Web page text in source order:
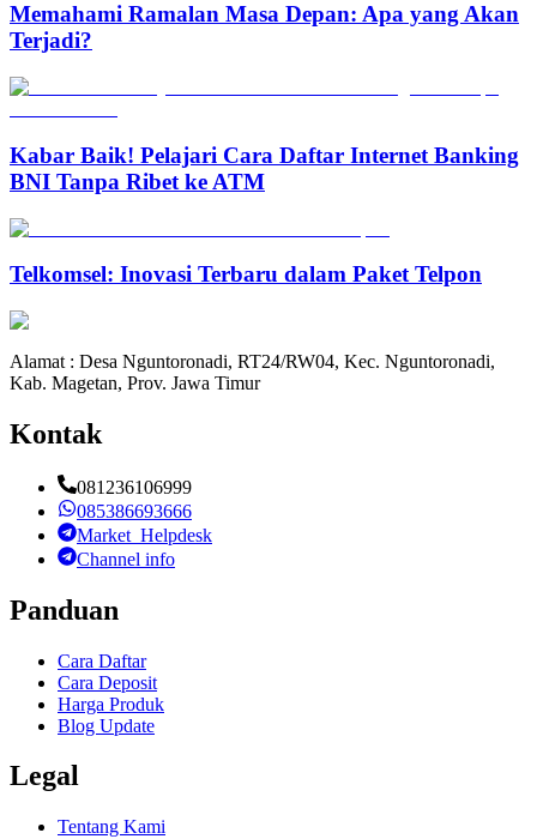
Memahami Ramalan Masa Depan: Apa yang Akan
Terjadi?
Kabar Baik! Pelajari Cara Daftar Internet Banking
BNI Tanpa Ribet ke ATM
Telkomsel: Inovasi Terbaru dalam Paket Telpon
Alamat : Desa Nguntoronadi, RT24/RW04, Kec. Nguntoronadi,
Kab. Magetan, Prov. Jawa Timur
Kontak
081236106999
085386693666
Market_Helpdesk
Channel info
Panduan
Cara Daftar
Cara Deposit
Harga Produk
Blog Update
Legal
Tentang Kami